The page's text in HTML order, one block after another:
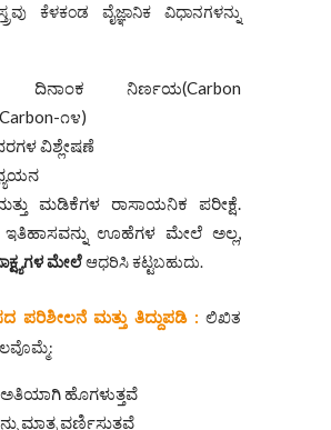
ಕೆಳಕಂಡ ವೈಜ್ಞಾನಿಕ ವಿಧಾನಗಳನ್ನು
ದಿನಾಂಕ ನಿರ್ಣಯ(Carbon
೧೪)
ವಿಶ್ಲೇಷಣೆ
ಮಡಿಕೆಗಳ ರಾಸಾಯನಿಕ ಪರೀಕ್ಷೆ.
ಊಹೆಗಳ ಮೇಲೆ ಅಲ್ಲ,
ಮೇಲೆಆಧರಿಸಿ ಕಟ್ಟಬಹುದು.
ಪರಿಶೀಲನೆ ಮತ್ತು ತಿದ್ದುಪಡಿ :ಲಿಖಿತ
ಅತಿಯಾಗಿ ಹೊಗಳುತ್ತವೆ
ಮಾತ್ರ ವರ್ಣಿಸುತ್ತವೆ